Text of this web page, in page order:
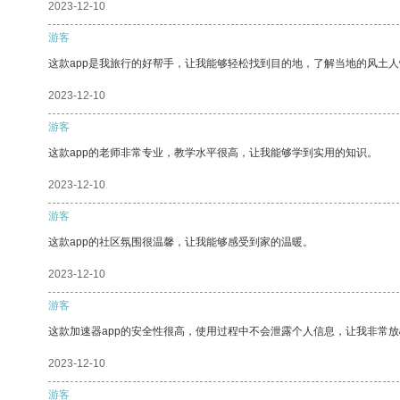
2023-12-10
游客
这款app是我旅行的好帮手，让我能够轻松找到目的地，了解当地的风土人
2023-12-10
游客
这款app的老师非常专业，教学水平很高，让我能够学到实用的知识。
2023-12-10
游客
这款app的社区氛围很温馨，让我能够感受到家的温暖。
2023-12-10
游客
这款加速器app的安全性很高，使用过程中不会泄露个人信息，让我非常放
2023-12-10
游客